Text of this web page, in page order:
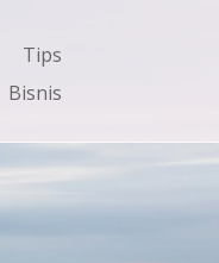
Tips
Bisnis